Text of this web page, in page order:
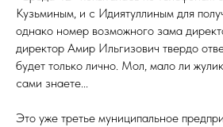
Кузьминым, и с Идиятуллиным для
однако номер возможного зама
директор Амир Ильгизович твердо
будет только лично. Мол, мало ли
сами знаете...
Это уже третье муниципальное